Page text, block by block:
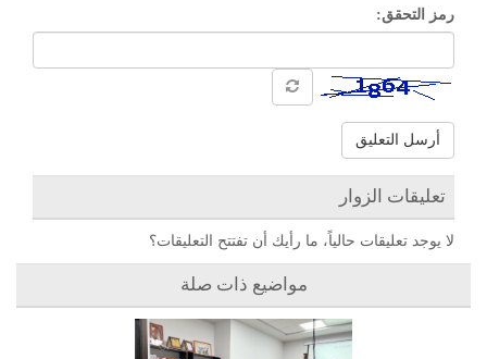
رمز التحقق:
أرسل التعليق
تعليقات الزوار
لا يوجد تعليقات حالياً، ما رأيك أن تفتتح التعليقات؟
مواضيع ذات صلة